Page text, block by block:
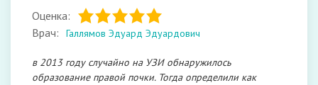
Оценка:
Врач:
Галлямов Эдуард Эдуардович
в 2013 году случайно на УЗИ​ обнаружилось
образование правой почки. Тогда определили как